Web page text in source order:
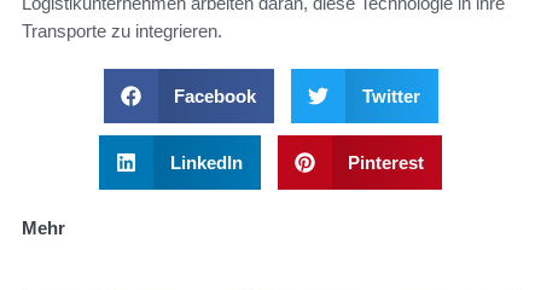
Transporte zu integrieren.
Facebook Twitter
LinkedIn Pinterest
Mehr